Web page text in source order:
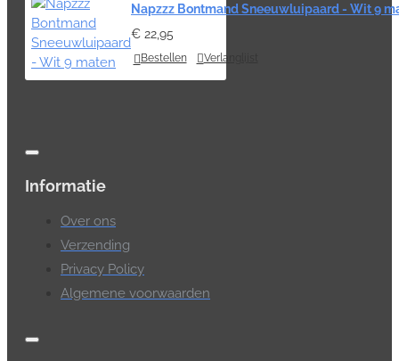
Napzzz Bontmand Sneeuwluipaard - Wit 9
€ 22,95
Bestellen Verlanglijst
Informatie
Over ons
Verzending
Privacy Policy
Algemene voorwaarden